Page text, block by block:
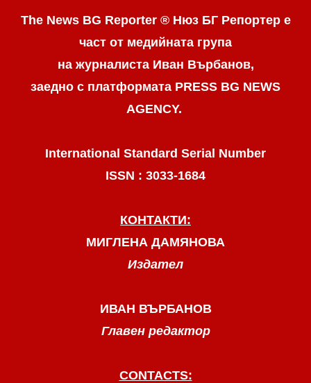
The News BG Reporter ® Нюз БГ Репортере
част от медийната група
на журналиста Иван Върбанов,
заедно с платформата PRESS BG NEWS
AGENCY.
International Standard Serial Number
ISSN : 3033-1684
КОНТАКТИ:
МИГЛЕНА ДАМЯНОВА
Издател
ИВАН ВЪРБАНОВ
Главен редактор
CONTACTS: